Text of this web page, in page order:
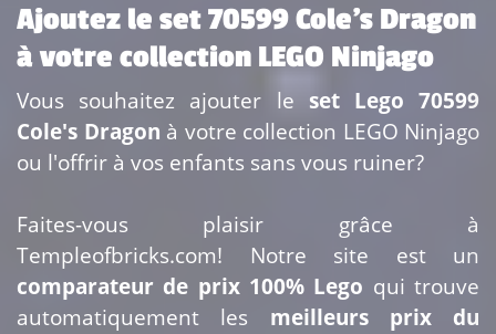
Ajoutez le set 70599 Cole's Dragon
à votre collection LEGO Ninjago
Vous souhaitez ajouter le set Lego 70599
Cole's Dragon à votre collection LEGO Ninjago
ou l'offrir à vos enfants sans vous ruiner?
Faites-vous plaisir grâce à
Templeofbricks.com! Notre site est un
comparateur de prix 100% Lego qui trouve
automatiquement les meilleurs prix du